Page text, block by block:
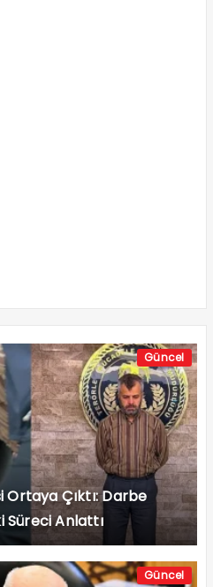
Güncel
Ortaya Çıktı: Darbe
Süreci Anlattı
Güncel